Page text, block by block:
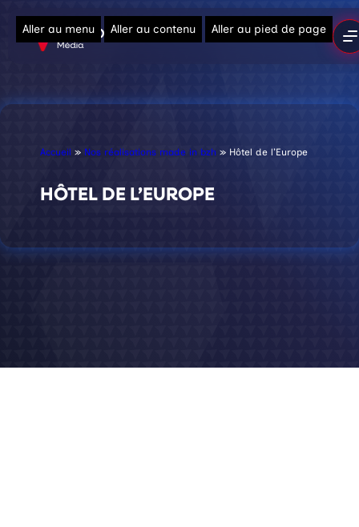
Aller au menu Aller au contenu Aller au pied de page
Accueil » Nos réalisations made in bzh » Hôtel de l’Europe
HÔTEL DE L’EUROPE